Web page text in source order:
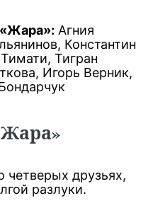
Агния
Константин
Тигран
Игорь Верник,
четверых друзьях,
разлуки.